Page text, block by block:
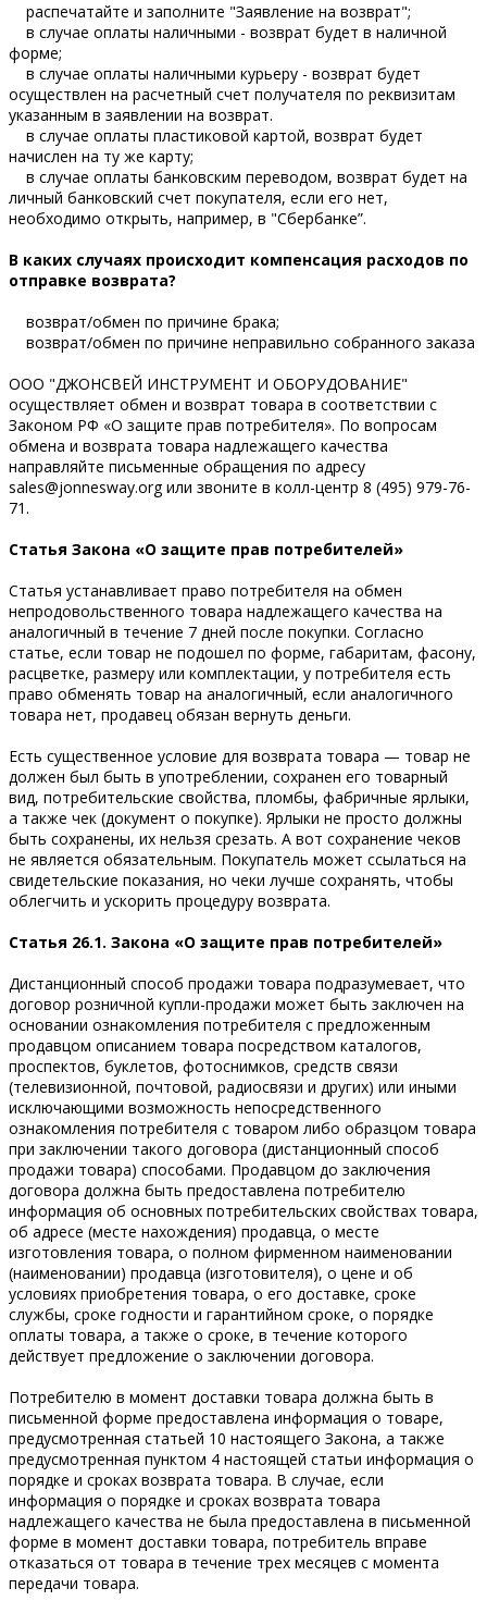
распечатайте и заполните "Заявление на возврат";
в случае оплаты наличными - возврат будет в наличной
форме;
в случае оплаты наличными курьеру - возврат будет
осуществлен на расчетный счет получателя по реквизитам
указанным в заявлении на возврат.
в случае оплаты пластиковой картой, возврат будет
начислен на ту же карту;
в случае оплаты банковским переводом, возврат будет на
личный банковский счет покупателя, если его нет,
необходимо открыть, например, в "Сбербанке”.
В каких случаях происходит компенсация расходов по
отправке возврата?
возврат/обмен по причине брака;
возврат/обмен по причине неправильно собранного заказа
ООО "ДЖОНСВЕЙ ИНСТРУМЕНТ И ОБОРУДОВАНИЕ"
осуществляет обмен и возврат товара в соответствии с
Законом РФ «О защите прав потребителя». По вопросам
обмена и возврата товара надлежащего качества
направляйте письменные обращения по адресу
sales@jonnesway.org или звоните в колл-центр 8 (495) 979-76-
71.
Статья Закона «О защите прав потребителей»
Статья устанавливает право потребителя на обмен
непродовольственного товара надлежащего качества на
аналогичный в течение 7 дней после покупки. Согласно
статье, если товар не подошел по форме, габаритам, фасону,
расцветке, размеру или комплектации, у потребителя есть
право обменять товар на аналогичный, если аналогичного
товара нет, продавец обязан вернуть деньги.
Есть существенное условие для возврата товара — товар не
должен был быть в употреблении, сохранен его товарный
вид, потребительские свойства, пломбы, фабричные ярлыки,
а также чек (документ о покупке). Ярлыки не просто должны
быть сохранены, их нельзя срезать. А вот сохранение чеков
не является обязательным. Покупатель может ссылаться на
свидетельские показания, но чеки лучше сохранять, чтобы
облегчить и ускорить процедуру возврата.
Статья 26.1. Закона «О защите прав потребителей»
Дистанционный способ продажи товара подразумевает, что
договор розничной купли-продажи может быть заключен на
основании ознакомления потребителя с предложенным
продавцом описанием товара посредством каталогов,
проспектов, буклетов, фотоснимков, средств связи
(телевизионной, почтовой, радиосвязи и других) или иными
исключающими возможность непосредственного
ознакомления потребителя с товаром либо образцом товара
при заключении такого договора (дистанционный способ
продажи товара) способами. Продавцом до заключения
договора должна быть предоставлена потребителю
информация об основных потребительских свойствах товара,
об адресе (месте нахождения) продавца, о месте
изготовления товара, о полном фирменном наименовании
(наименовании) продавца (изготовителя), о цене и об
условиях приобретения товара, о его доставке, сроке
службы, сроке годности и гарантийном сроке, о порядке
оплаты товара, а также о сроке, в течение которого
действует предложение о заключении договора.
Потребителю в момент доставки тoвapa должна быть в
письменной форме предоставлена информация о тoвape,
предусмотренная статьей 10 настоящего Закона, а также
предусмотренная пунктом 4 настоящей статьи информация о
порядке и cpoкax вoзвpaтa тoвapa. В случае, если
информация о порядке и сроках возврата товара
надлежащего качества не была предоставлена в письменной
форме в момент доставки товара, потребитель вправе
отказаться от товара в течение трех месяцев с момента
передачи товара.